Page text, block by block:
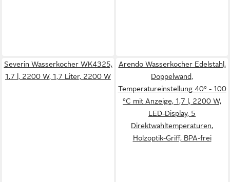
Severin Wasserkocher WK4325,
1.7 l, 2200 W, 1,7 Liter, 2200 W
Arendo Wasserkocher Edelstahl,
Doppelwand,
Temperatureinstellung 40° - 100
°C mit Anzeige, 1,7 l, 2200 W,
LED-Display, 5
Direktwahltemperaturen,
Holzoptik-Griff, BPA-frei